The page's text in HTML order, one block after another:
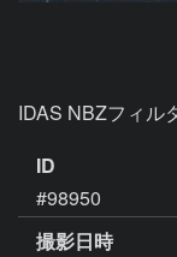
ID
#98950
撮影日時